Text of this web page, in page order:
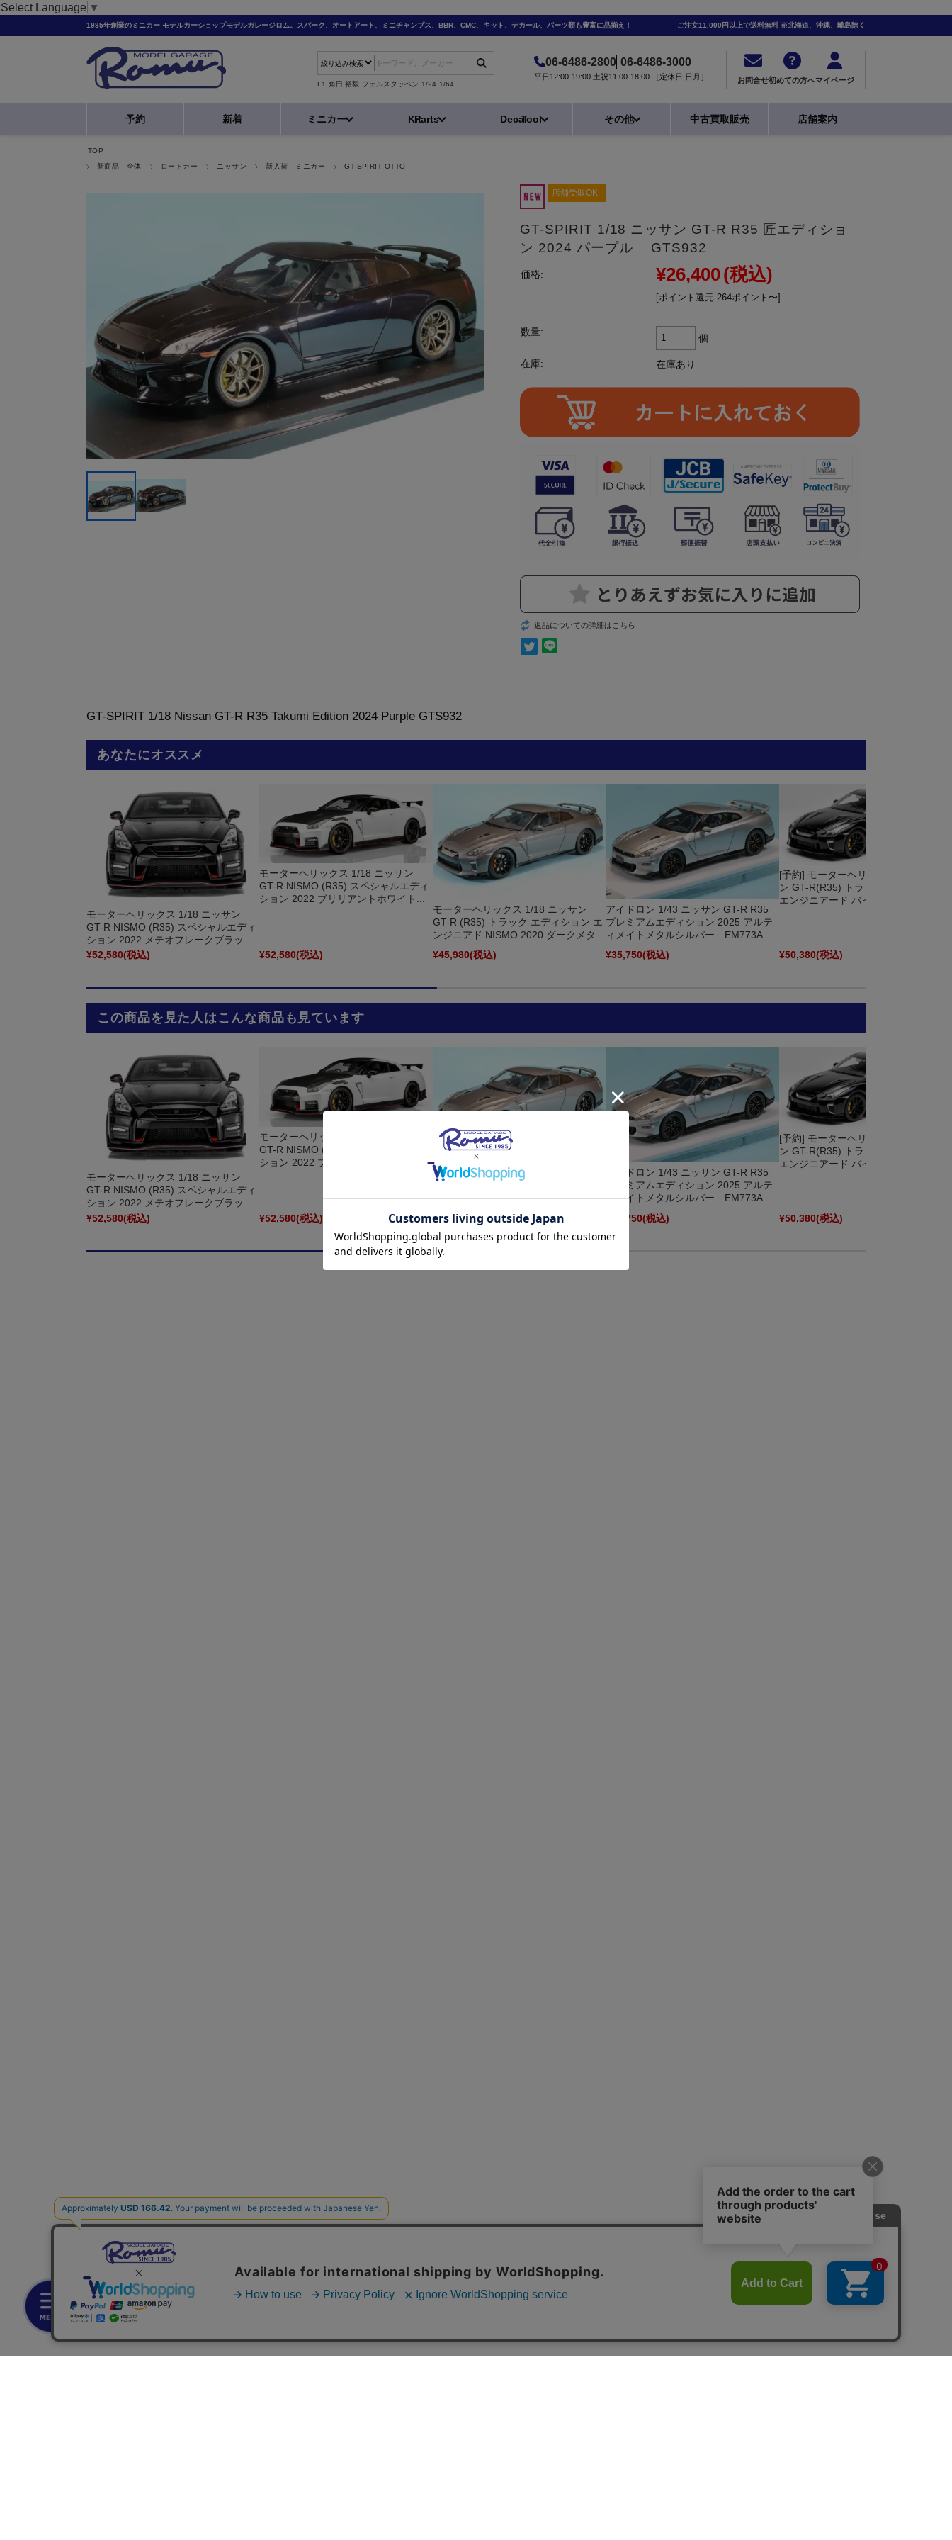
Select Language ▼
1985年創業のミニカー モデルカーショップモデルガレージロム。スパーク、オートアート、ミニチャンプス、BBR、CMC、キット、デカール、パーツ類も豊富に品揃え！ ご注文11,000円以上で送料無料 ※北海道、沖縄、離島除く
F1 角田 裕毅 フェルスタッペン 1/24 1/64
06-6486-2800 06-6486-3000
平日12:00-19:00 土祝11:00-18:00 ［定休日:日月］ お問合せ初めての方へマイページ
予約 新着 ミニカー KitParts DecalTool その他 中古買取販売 店舗案内
TOP
新商品 全体
ロードカー ニッサン 新入荷 ミニカー GT-SPIRIT OTTO
店舗受取OK
GT-SPIRIT 1/18 ニッサン GT-R R35 匠エディショ
ン 2024 パープル GTS932
価格: ¥26,400(税込)
[ポイント還元 264ポイント〜]
数量:
個
在庫: 在庫あり
返品についての詳細はこちら
GT-SPIRIT 1/18 Nissan GT-R R35 Takumi Edition 2024 Purple GTS932
あなたにオススメ
モーターヘリックス 1/18 ニッサン
GT-R NISMO (R35) スペシャルエディ
ション 2022 メテオフレークブラッ...
¥52,580(税込)
モーターヘリックス 1/18 ニッサン
GT-R NISMO (R35) スペシャルエディ
ション 2022 ブリリアントホワイト...
¥52,580(税込)
モーターヘリックス 1/18 ニッサン
GT-R (R35) トラック エディション エ
ンジニアド NISMO 2020 ダークメタ...
¥45,980(税込)
アイドロン 1/43 ニッサン GT-R R35
プレミアムエディション 2025 アルテ
ィメイトメタルシルバー EM773A
¥35,750(税込)
[予約] モーターヘリックス 1/18 ニッサ
ン GT-R(R35) トラックエディション
エンジニアード バイ ニスモ T-Spec ...
¥50,380(税込)
この商品を見た人はこんな商品も見ています
モーターヘリックス 1/18 ニッサン
GT-R NISMO (R35) スペシャルエディ
ション 2022 メテオフレークブラッ...
¥52,580(税込)
モーターヘリックス 1/18 ニッサン
GT-R NISMO (R35) スペシャルエディ
ション 2022 ブリリアントホワイト...
¥52,580(税込)
モーターヘリックス 1/18 ニッサン
GT-R (R35) トラック エディション エ
ンジニアド NISMO 2020 ダークメタ...
¥45,980(税込)
アイドロン 1/43 ニッサン GT-R R35
プレミアムエディション 2025 アルテ
ィメイトメタルシルバー EM773A
¥35,750(税込)
[予約] モーターヘリックス 1/18 ニッサ
ン GT-R(R35) トラックエディション
エンジニアード バイ ニスモ T-Spec ...
¥50,380(税込)